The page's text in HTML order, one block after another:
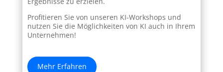
Profitieren Sie von unseren KI-Workshops und
nutzen Sie die Möglichkeiten von KI auch in Ihrem
Unternehmen!
Mehr Erfahren